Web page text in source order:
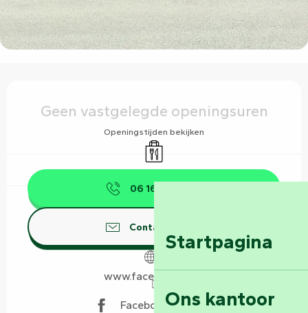
Startpagina
Ons kantoor
Geen vastgelegde openingsuren
Openingstijden bekijken
Afhaalmaaltijden
06 16 51 08
Contacteer ons
www.facebook.com
Facebook pagina